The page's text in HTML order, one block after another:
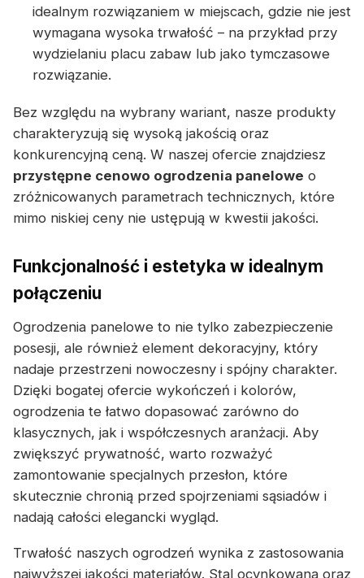
idealnym rozwiązaniem w miejscach, gdzie nie jest
wymagana wysoka trwałość – na przykład przy
wydzielaniu placu zabaw lub jako tymczasowe
rozwiązanie.
Bez względu na wybrany wariant, nasze produkty
charakteryzują się wysoką jakością oraz
konkurencyjną ceną. W naszej ofercie znajdziesz
przystępne cenowo ogrodzenia panelowe o
zróżnicowanych parametrach technicznych, które
mimo niskiej ceny nie ustępują w kwestii jakości.
Funkcjonalność i estetyka w idealnym
połączeniu
Ogrodzenia panelowe to nie tylko zabezpieczenie
posesji, ale również element dekoracyjny, który
nadaje przestrzeni nowoczesny i spójny charakter.
Dzięki bogatej ofercie wykończeń i kolorów,
ogrodzenia te łatwo dopasować zarówno do
klasycznych, jak i współczesnych aranżacji. Aby
zwiększyć prywatność, warto rozważyć
zamontowanie specjalnych przesłon, które
skutecznie chronią przed spojrzeniami sąsiadów i
nadają całości elegancki wygląd.
Trwałość naszych ogrodzeń wynika z zastosowania
najwyższej jakości materiałów. Stal ocynkowana oraz